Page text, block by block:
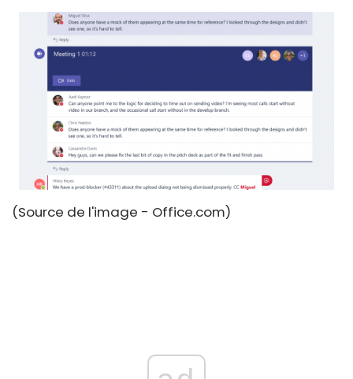
(Source de l'image - Office.com)